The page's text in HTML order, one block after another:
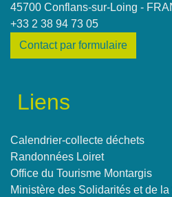
45700 Conflans-sur-Loing -
+33 2 38 94 73 05
Contact par formulaire
Liens
Calendrier-collecte déchets
Randonnées Loiret
Office du Tourisme Montargis
Ministère des Solidarités et de la